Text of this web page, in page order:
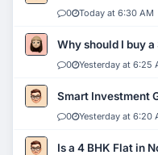
0 Today at 6:30 AM
Why should I buy
0 Yesterday at 6:25
Smart Investment
0 Yesterday at 6:20
Is a 4 BHK Flat in